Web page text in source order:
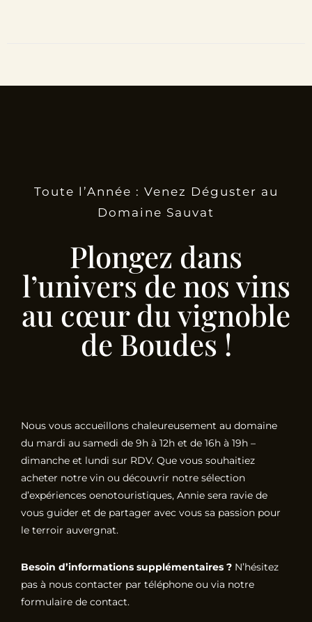
Toute l’Année : Venez Déguster au
Domaine Sauvat
Plongez dans
l’univers de nos vins
au cœur du vignoble
de Boudes !
Nous vous accueillons chaleureusement au domaine
du mardi au samedi de 9h à 12h et de 16h à 19h –
dimanche et lundi sur RDV. Que vous souhaitiez
acheter notre vin ou découvrir notre sélection
d’expériences oenotouristiques, Annie sera ravie de
vous guider et de partager avec vous sa passion pour
le terroir auvergnat.
Besoin d’informations supplémentaires ?N’hésitez
pas à nous contacter par téléphone ou via notre
formulaire de contact.